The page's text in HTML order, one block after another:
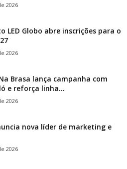
2026
LED Globo abre inscrições para o
2026
Brasa lança campanha com
e reforça linha...
2026
nova líder de marketing e
2026